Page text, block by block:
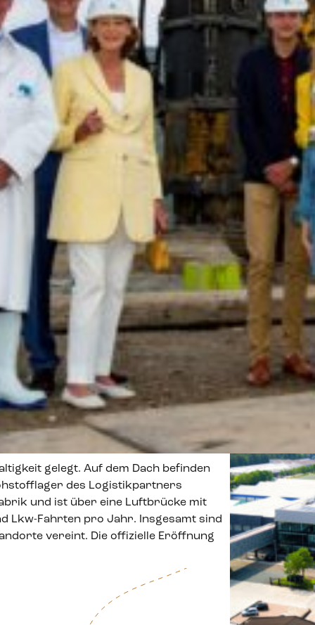
gelegt. Auf dem Dach befinden
des Logistikpartners
und ist über eine Luftbrücke mit
Lkw-Fahrten pro Jahr. Insgesamt sind
vereint. Die offizielle Eröffnung